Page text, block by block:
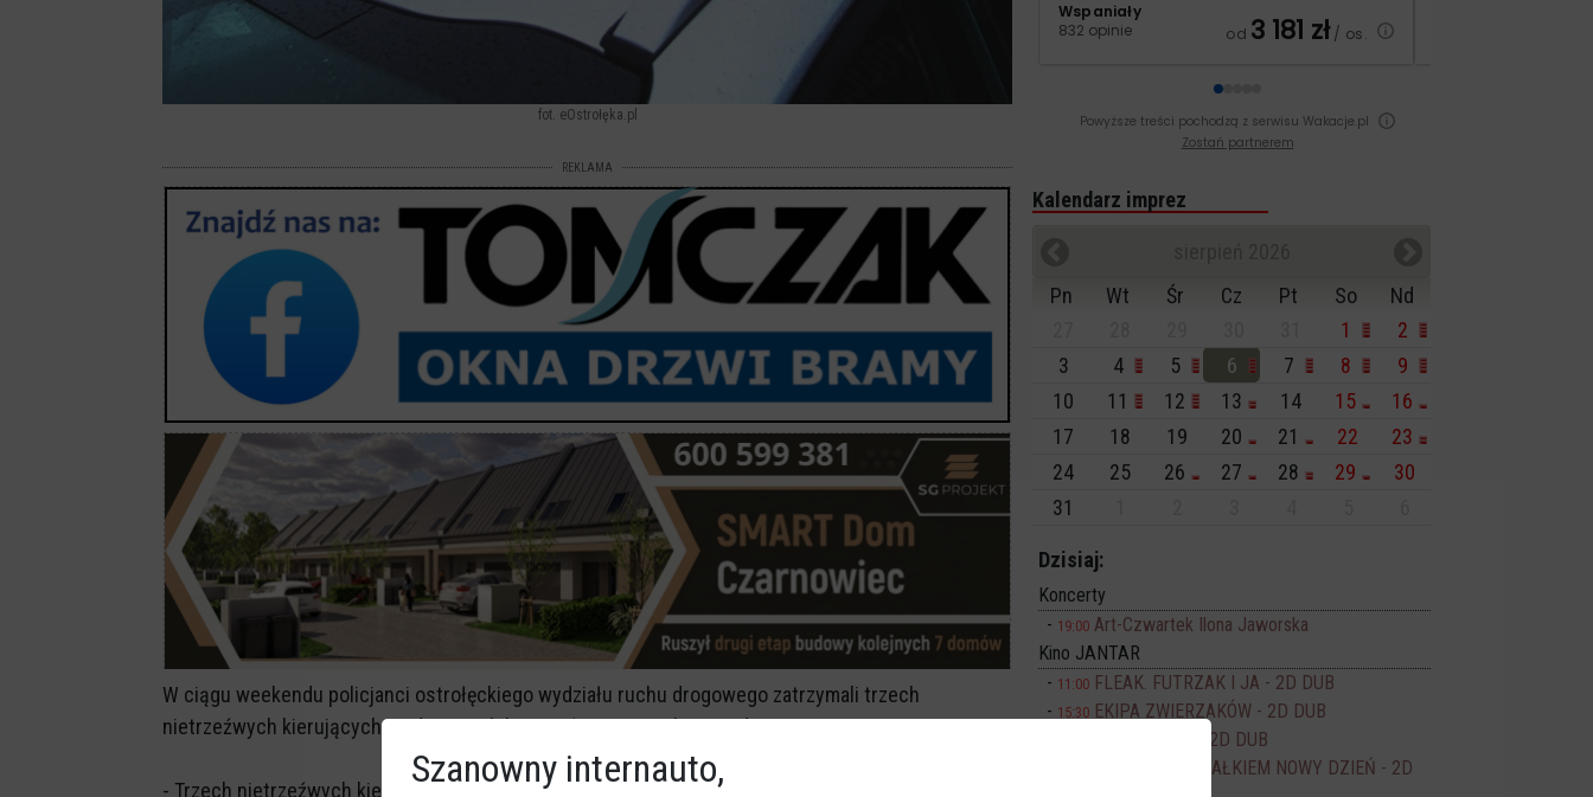
fot. eOstrołęka.pl
REKLAMA
W ciągu weekendu policjanci ostrołęckiego wydziału ruchu drogowego zatrzymali trzech
nietrzeźwych kierujących. Jeden z nich kierował pomimo zakazu sądowego.
- Trzech nietrzeźwych kierujących wpadło w ręce policjantów w niedzielę. Poszczególni kierujący
Wspaniały
832 opinie
od 3 181 zł/ os.
Powyższe treści pochodzą z serwisu Wakacje.pl
Zostań partnerem
Kalendarz imprez
Pn
Wt Śr Cz Pt So
Nd
1
2
3
4 5 6 7 8
9
10
11 12 13 14 15
16
17
18 19 20 21 22
23
24
25 26 27 28 29
30
31
Dzisiaj:
Koncerty
19:00 Art-Czwartek Ilona Jaworska
Kino JANTAR
11:00 FLEAK. FUTRZAK I JA - 2D DUB
15:30 EKIPA ZWIERZAKÓW - 2D DUB
WYSCHNIĘCI - 2D DUB
SPIDER-MAN CAŁKIEM NOWY DZIEŃ - 2D
Szanowny internauto,